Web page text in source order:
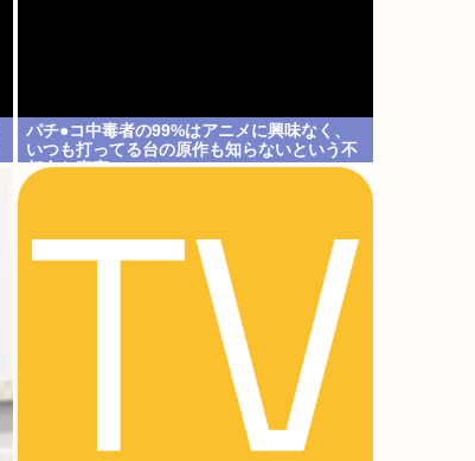
パチ●コ中毒者の99%はアニメに興味なく、
いつも打ってる台の原作も知らないという不
都合な真実